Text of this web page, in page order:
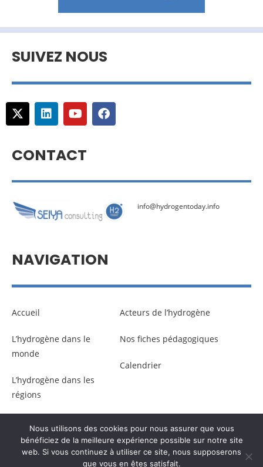
SUIVEZ NOUS
CONTACT
info@hydrogentoday.info
NAVIGATION
Accueil
L’hydrogène dans le
monde
L’hydrogène dans les
régions
Acteurs de l’hydrogène
Nos fiches pédagogiques
Calendrier
© Copyright –Communicaweb 2026
Nous utilisons des cookies pour nous assurer que vous
bénéficiez de la meilleure expérience possible sur notre site
web. Si vous continuez à utiliser ce site, nous supposerons
que vous en êtes satisfait.